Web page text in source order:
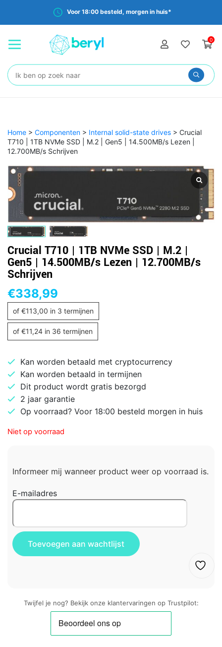
Voor 18:00 besteld, morgen in huis*
0
Zoeken:
Home > Componenten > Internal solid-state drives > Crucial
T710 | 1TB NVMe SSD | M.2 | Gen5 | 14.500MB/s Lezen |
12.700MB/s Schrijven
Crucial T710 | 1TB NVMe SSD | M.2 |
Gen5 | 14.500MB/s Lezen | 12.700MB/s
Schrijven
€338,99
of €113,00 in 3 termijnen
of €11,24 in 36 termijnen
Kan worden betaald met cryptocurrency
Kan worden betaald in termijnen
Dit product wordt gratis bezorgd
2 jaar garantie
Op voorraad? Voor 18:00 besteld morgen in huis
Niet op voorraad
Informeer mij wanneer product weer op voorraad is.
E-mailadres
Twijfel je nog? Bekijk onze klantervaringen op Trustpilot: